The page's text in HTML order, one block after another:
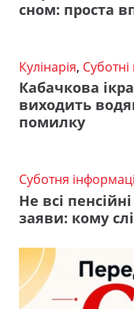
сном: проста
Кулінарія,
Кабачкова
виходить
помилку
Суботня
Не всі
заяви: кому